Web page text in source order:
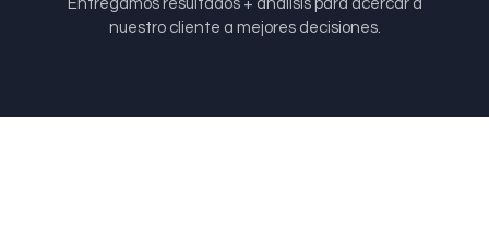
Entregamos resultados + análisis para acercar a
nuestro cliente a mejores decisiones.